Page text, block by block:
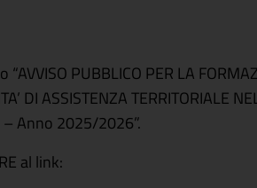
PUBBLICO PER LA
DI ASSISTENZA TERRITORIALE
– Anno 2025/2026”.
al link: